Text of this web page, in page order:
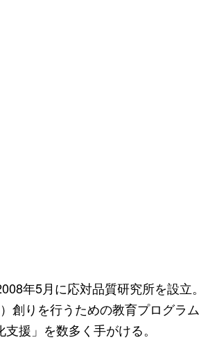
年5月に応対品質研究所を設立
創りを行うための教育プログラ
援」を数多く手がける。